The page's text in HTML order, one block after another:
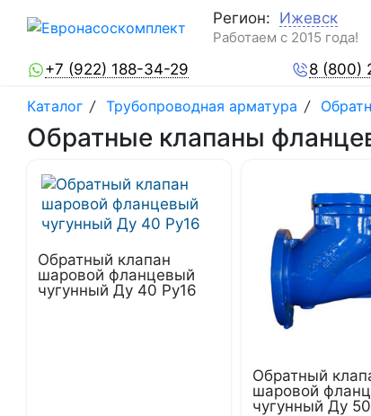
Регион: Ижевск
Работаем с 2015 года!
+7 (922) 188-34-29 8 (800)
Каталог / Трубопроводная арматура /
Обратные клапаны
Обратный клапан
шаровой фланцевый
чугунный Ду 40 Ру16
Обратный
шаровой
чугунный Ду